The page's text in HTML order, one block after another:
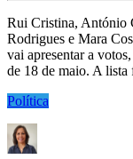
Rui Cristina, António
Rodrigues e Mara
vai apresentar a
de 18 de maio. A
Política